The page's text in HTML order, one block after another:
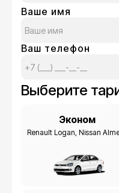
Ваше имя
Ваш телефон
Выберите
Эконом
Renault Logan, Nissan